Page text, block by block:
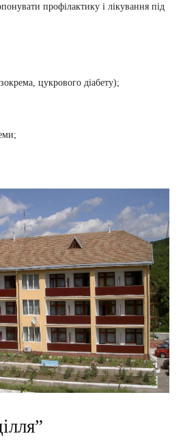
профілактику і лікування під
цукрового діабету);